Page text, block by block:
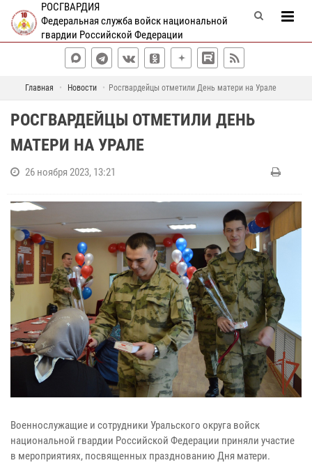
РОСГВАРДИЯ
Федеральная служба войск национальной
гвардии Российской Федерации
Главная Новости Росгвардейцы отметили День матери на Урале
РОСГВАРДЕЙЦЫ ОТМЕТИЛИ ДЕНЬ
МАТЕРИ НА УРАЛЕ
26 ноября 2023, 13:21
Военнослужащие и сотрудники Уральского округа войск
национальной гвардии Российской Федерации приняли участие
в мероприятиях, посвященных празднованию Дня матери.